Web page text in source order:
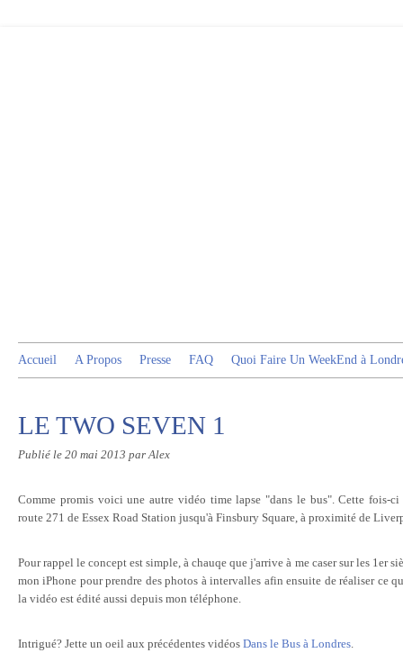
Accueil A Propos Presse FAQ Quoi Faire Un WeekEnd à
LE TWO SEVEN 1
Publié le 20 mai 2013 par Alex
Comme promis voici une autre vidéo time lapse "dans le bus". Cette fois-ci
route 271 de Essex Road Station jusqu'à Finsbury Square, à proximité de
Pour rappel le concept est simple, à chauqe que j'arrive à me caser sur les 1er
mon iPhone pour prendre des photos à intervalles afin ensuite de réaliser ce
la vidéo est édité aussi depuis mon téléphone.
Intrigué? Jette un oeil aux précédentes vidéos Dans le Bus à Londres.